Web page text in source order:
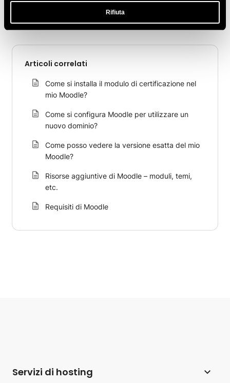
Rifiuta
Articoli correlati
Come si installa il modulo di certificazione nel
mio Moodle?
Come si configura Moodle per utilizzare un
nuovo dominio?
Come posso vedere la versione esatta del mio
Moodle?
Risorse aggiuntive di Moodle – moduli, temi,
etc.
Requisiti di Moodle
Servizi di hosting